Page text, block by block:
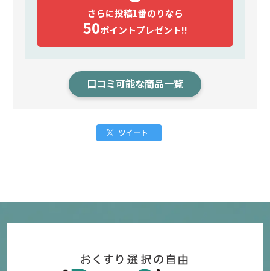
さらに投稿1番のりなら
50ポイントプレゼント!!
口コミ可能な商品一覧
ツイート